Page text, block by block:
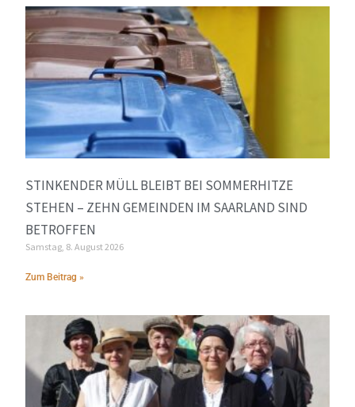
STINKENDER MÜLL BLEIBT BEI SOMMERHITZE
STEHEN – ZEHN GEMEINDEN IM SAARLAND SIND
BETROFFEN
Samstag, 8. August 2026
Zum Beitrag »